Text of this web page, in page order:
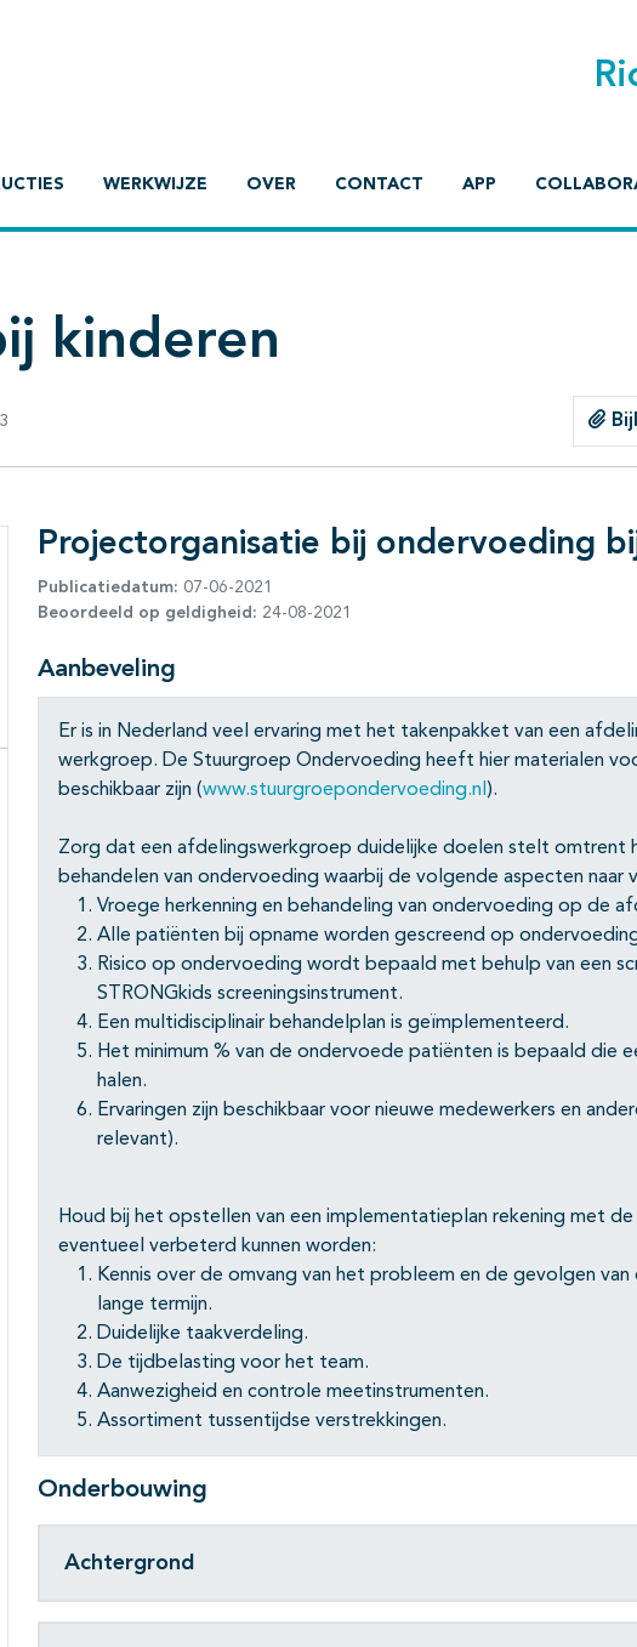
WERKWIJZE OVER CONTACT APP
kinderen
binnen deze richtlijn
openklappen
open- en dichtklappen
Projectorganisatie bij ondervoeding
Publicatiedatum: 07-06-2021
Beoordeeld op geldigheid: 24-08-2021
Aanbeveling
Er is in Nederland veel ervaring met het takenpakket van een
werkgroep. De Stuurgroep Ondervoeding heeft hier materialen
beschikbaar zijn (www.stuurgroepondervoeding.nl).
Zorg dat een afdelingswerkgroep duidelijke doelen stelt omtrent
behandelen van ondervoeding waarbij de volgende aspecten naar
Vroege herkenning en behandeling van ondervoeding op de
Alle patiënten bij opname worden gescreend op
Risico op ondervoeding wordt bepaald met behulp van een
STRONGkids screeningsinstrument.
Een multidisciplinair behandelplan is geïmplementeerd.
Het minimum % van de ondervoede patiënten is bepaald die
halen.
Ervaringen zijn beschikbaar voor nieuwe medewerkers en
relevant).
Houd bij het opstellen van een implementatieplan rekening met
eventueel verbeterd kunnen worden:
Kennis over de omvang van het probleem en de gevolgen
lange termijn.
Duidelijke taakverdeling.
De tijdbelasting voor het team.
Aanwezigheid en controle meetinstrumenten.
Assortiment tussentijdse verstrekkingen.
Onderbouwing
Achtergrond